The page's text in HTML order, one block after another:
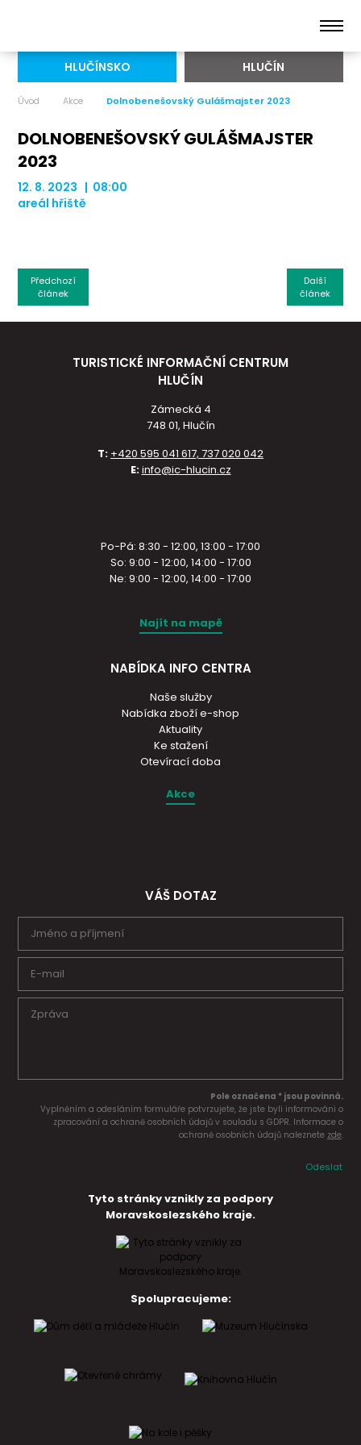
HLUČÍNSKO HLUČÍN
Úvod Akce Dolnobenešovský Gulášmajster 2023
DOLNOBENEŠOVSKÝ GULÁŠMAJSTER
2023
12. 8. 2023 | 08:00
areál hřiště
Další
článek
Předchozí
článek
TURISTICKÉ INFORMAČNÍ CENTRUM
HLUČÍN
Zámecká 4
748 01, Hlučín
T: +420 595 041 617, 737 020 042
E:info@ic-hlucin.cz
Po-Pá: 8:30 - 12:00, 13:00 - 17:00
So: 9:00 - 12:00, 14:00 - 17:00
Ne: 9:00 - 12:00, 14:00 - 17:00
Najít na mapě
NABÍDKA INFO CENTRA
Naše služby
Nabídka zboží e-shop
Aktuality
Ke stažení
Otevírací doba
Akce
VÁŠ DOTAZ
Pole označena * jsou povinná.
Vyplněním a odesláním formuláře potvrzujete, že jste byli informováni o
zpracování a ochraně osobních údajů v souladu s GDPR. Informace o
ochraně osobních údajů naleznete zde.
Odeslat
Tyto stránky vznikly za podpory
Moravskoslezského kraje.
Spolupracujeme: